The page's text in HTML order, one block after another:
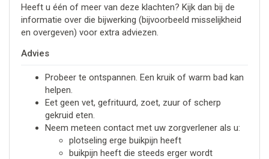
Heeft u één of meer van deze klachten? Kijk dan bij de
informatie over die bijwerking (bijvoorbeeld misselijkheid
en overgeven) voor extra adviezen.
Advies
Probeer te ontspannen. Een kruik of warm bad kan
helpen.
Eet geen vet, gefrituurd, zoet, zuur of scherp
gekruid eten.
Neem meteen contact met uw zorgverlener als u:
plotseling erge buikpijn heeft
buikpijn heeft die steeds erger wordt